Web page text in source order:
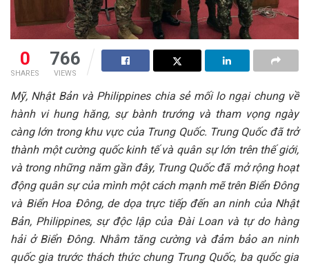
0
SHARES
766
VIEWS
Mỹ, Nhật Bản và Philippines chia sẻ mối lo ngại chung về
hành vi hung hăng, sự bành trướng và tham vọng ngày
càng lớn trong khu vực của Trung Quốc. Trung Quốc đã trở
thành một cường quốc kinh tế và quân sự lớn trên thế giới,
và trong những năm gần đây, Trung Quốc đã mở rộng hoạt
động quân sự của mình một cách mạnh mẽ trên Biển Đông
và Biển Hoa Đông, de dọa trực tiếp đến an ninh của Nhật
Bản, Philippines, sự độc lập của Đài Loan và tự do hàng
hải ở Biển Đông. Nhằm tăng cường và đảm bảo an ninh
quốc gia trước thách thức chung Trung Quốc, ba quốc gia